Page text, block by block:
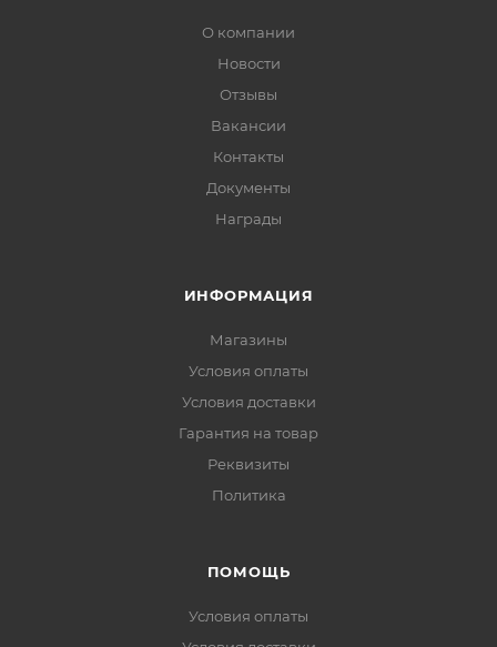
О компании
Новости
Отзывы
Вакансии
Контакты
Документы
Награды
ИНФОРМАЦИЯ
Магазины
Условия оплаты
Условия доставки
Гарантия на товар
Реквизиты
Политика
ПОМОЩЬ
Условия оплаты